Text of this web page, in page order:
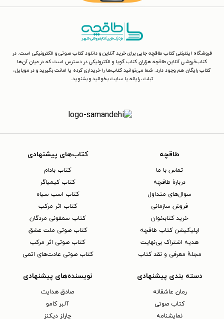
فروشگاه اینترنتی کتاب طاقچه جایی برای خرید آنلاین و دانلود کتاب صوتی و الکترونیکی است. در
کتاب‌فروشی آنلاین طاقچه هزاران کتاب گویا و الکترونیکی در دسترس است که در میان آن‌ها
کتاب رایگان هم وجود دارد. شما می‌توانید کتاب‌ها را خریداری کرده یا امانت بگیرید و در موبایل،
تبلت، رایانه یا سایت بخوانید و بشنوید.
طاقچه
تماس با ما
دربارهٔ طاقچه
سوال‌های متداول
فروش سازمانی
خرید کتابخوان
اپلیکیشن کتاب طاقچه
هدیه اشتراک بی‌نهایت
مجلهٔ معرفی و نقد کتاب
کتاب‌های پیشنهادی
کتاب بادام
کتاب کیمیاگر
کتاب اسب سیاه
کتاب اثر مرکب
کتاب سمفونی مردگان
کتاب صوتی ملت عشق
کتاب صوتی اثر مرکب
کتاب صوتی عادت‌های اتمی
دسته بندی پیشنهادی
رمان عاشقانه
کتاب‌ صوتی
نمایشنامه
نویسنده‌های پیشنهادی
صادق هدایت
آلبر کامو
چارلز دیکنز